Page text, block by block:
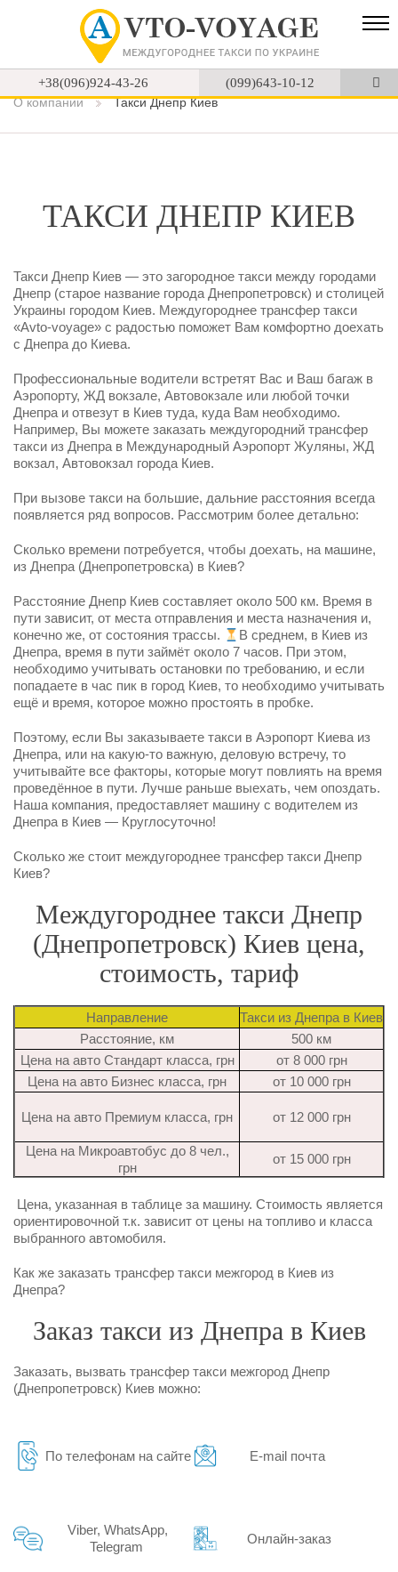
+38(096)924-43-26
(099)643-10-12
О компании
Такси Днепр Киев
ТАКСИ ДНЕПР КИЕВ
Такси Днепр Киев — это загородное такси между городами
Днепр (старое название города Днепропетровск) и столицей
Украины городом Киев. Междугороднее трансфер такси
«Avto-voyage» с радостью поможет Вам комфортно доехать
с Днепра до Киева.
Профессиональные водители встретят Вас и Ваш багаж в
Аэропорту, ЖД вокзале, Автовокзале или любой точки
Днепра и отвезут в Киев туда, куда Вам необходимо.
Например, Вы можете заказать междугородний трансфер
такси из Днепра в Международный Аэропорт Жуляны, ЖД
вокзал, Автовокзал города Киев.
При вызове такси на большие, дальние расстояния всегда
появляется ряд вопросов. Рассмотрим более детально:
Сколько времени потребуется, чтобы доехать, на машине,
из Днепра (Днепропетровска) в Киев?
Расстояние Днепр Киев составляет около 500 км. Время в
пути зависит, от места отправления и места назначения и,
конечно же, от состояния трассы.
В среднем, в Киев из
Днепра, время в пути займёт около 7 часов. При этом,
необходимо учитывать остановки по требованию, и если
попадаете в час пик в город Киев, то необходимо учитывать
ещё и время, которое можно простоять в пробке.
Поэтому, если Вы заказываете такси в Аэропорт Киева из
Днепра, или на какую-то важную, деловую встречу, то
учитывайте все факторы, которые могут повлиять на время
проведённое в пути. Лучше раньше выехать, чем опоздать.
Наша компания, предоставляет машину с водителем из
Днепра в Киев — Круглосуточно!
Сколько же стоит междугороднее трансфер такси Днепр
Киев?
Междугороднее такси Днепр
(Днепропетровск) Киев цена,
стоимость, тариф
Направление
Такси из Днепра в Киев
Расстояние, км
500 км
Цена на авто Стандарт класса, грн
от 8 000 грн
Цена на авто Бизнес класса, грн
от 10 000 грн
Цена на авто Премиум класса, грн от 12 000 грн
Цена на Микроавтобус до 8 чел.,
грн
от 15 000 грн
Цена, указанная в таблице за машину. Стоимость является
ориентировочной т.к. зависит от цены на топливо и класса
выбранного автомобиля.
Как же заказать трансфер такси межгород в Киев из
Днепра?
Заказ такси из Днепра в Киев
Заказать, вызвать трансфер такси межгород Днепр
(Днепропетровск) Киев можно:
По телефонам на сайте E-mail почта
Viber, WhatsApp,
Telegram
Онлайн-заказ